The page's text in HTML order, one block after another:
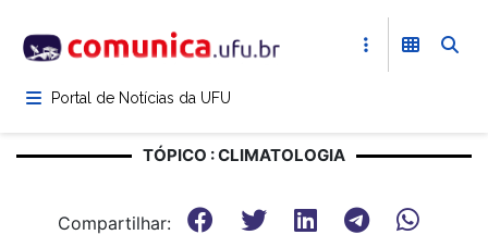
para
conteúdoPortal de Notícias da UFU
TÓPICO : CLIMATOLOGIA
Compartilhar: